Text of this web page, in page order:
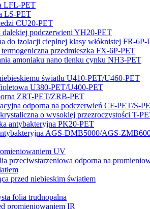
LFL-PET
LS-PET
CU20-PET
dalekiej podczerwieni YH20-PET
do izolacji cieplnej klasy włóknistej FR-6P-
przedmieszka FX-6P-PET
amoniaku nano tlenku cynku NH3-PET
światłu U410-PET/U460-PET
U380-PET/U400-PET
ZRT-PET/ZRB-PET
odporna na podczerwień CF-PET/S-
o wysokiej przezroczystości T-
antybakteryjna PK20-PET
AGS-DMB5000/AGS-
UV
przeciwstarzeniowa odporna na
przed niebieskim światłem
folia trudnopalna
promieniowaniem IR